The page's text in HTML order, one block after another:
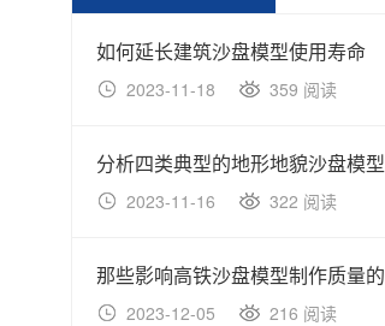
如何延长建筑沙盘模型使用寿命
2023-11-18 359 阅读
分析四类典型的地形地貌沙盘模型
2023-11-16 322 阅读
2023-12-05 216 阅读